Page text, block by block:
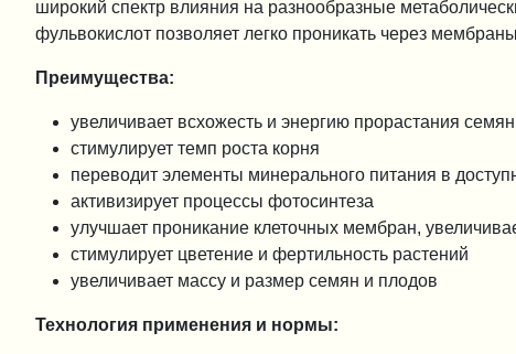
широкий спектр влияния на разнообразные
фульвокислот позволяет легко проникать через
Преимущества:
увеличивает всхожесть и энергию прорастания семян
стимулирует темп роста корня
переводит элементы минерального питания в
активизирует процессы фотосинтеза
улучшает проникание клеточных мембран,
стимулирует цветение и фертильность растений
увеличивает массу и размер семян и плодов
Технология применения и нормы: